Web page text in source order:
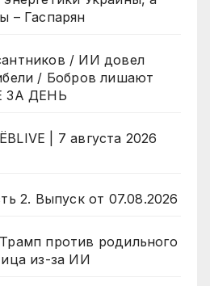
– Гаспарян
/ ИИ довел
/ Бобров лишают
ЗА ДЕНЬ
| 7 августа 2026
2. Выпуск от 07.08.2026
против родильного
из-за ИИ